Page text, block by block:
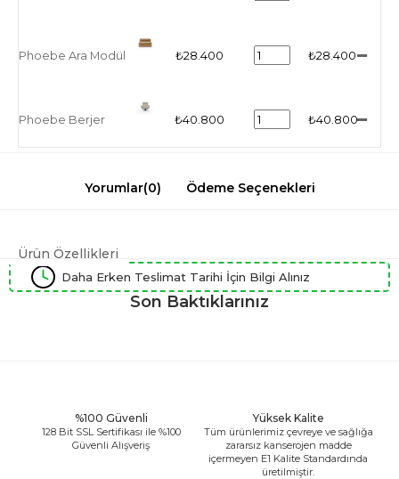
Phoebe Ara Modül ₺28.400 ₺28.400
Phoebe Berjer ₺40.800 ₺40.800
Yorumlar(0) Ödeme Seçenekleri
Ürün Özellikleri
Daha Erken Teslimat Tarihi İçin Bilgi Alınız
Son Baktıklarınız
%100 Güvenli
128 Bit SSL Sertifikası ile %100
Güvenli Alışveriş
Yüksek Kalite
Tüm ürünlerimiz çevreye ve sağlığa
zararsız kanserojen madde
içermeyen E1 Kalite Standardında
üretilmiştir.